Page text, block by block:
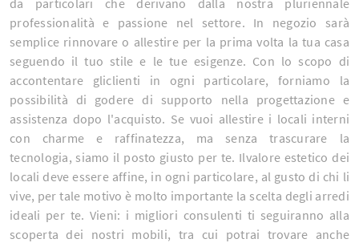
professionalità e passione nel settore. In negozio sarà
semplice rinnovare o allestire per la prima volta la tua casa
seguendo il tuo stile e le tue esigenze. Con lo scopo di
accontentare gliclienti in ogni particolare, forniamo la
possibilità di godere di supporto nella progettazione e
assistenza dopo l'acquisto. Se vuoi allestire i locali interni
con charme e raffinatezza, ma senza trascurare la
tecnologia, siamo il posto giusto per te. Ilvalore estetico dei
locali deve essere affine, in ogni particolare, al gusto di chi li
vive, per tale motivo è molto importante la scelta degli arredi
ideali per te. Vieni: i migliori consulenti ti seguiranno alla
scoperta dei nostri mobili, tra cui potrai trovare anche